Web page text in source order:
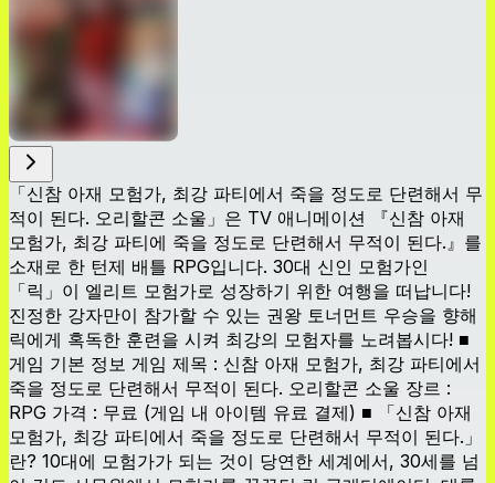
「신참 아재 모험가, 최강 파티에서 죽을 정도로 단련해서 무
적이 된다. 오리할콘 소울」은 TV 애니메이션 『신참 아재
모험가, 최강 파티에 죽을 정도로 단련해서 무적이 된다.』를
소재로 한 턴제 배틀 RPG입니다. 30대 신인 모험가인
「릭」이 엘리트 모험가로 성장하기 위한 여행을 떠납니다!
진정한 강자만이 참가할 수 있는 권왕 토너먼트 우승을 향해
릭에게 혹독한 훈련을 시켜 최강의 모험자를 노려봅시다! ■
게임 기본 정보 게임 제목 : 신참 아재 모험가, 최강 파티에서
죽을 정도로 단련해서 무적이 된다. 오리할콘 소울 장르 :
RPG 가격 : 무료 (게임 내 아이템 유료 결제) ■ 「신참 아재
모험가, 최강 파티에서 죽을 정도로 단련해서 무적이 된다.」
란? 10대에 모험가가 되는 것이 당연한 세계에서, 30세를 넘